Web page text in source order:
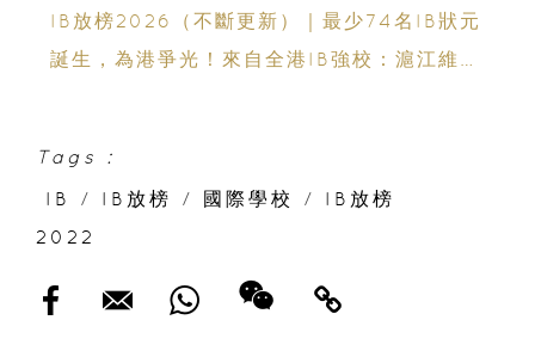
IB放榜2026（不斷更新）｜最少74名IB狀元
誕生，為港爭光！來自全港IB強校：滬江維多
書院、保良局蔡繼有學校、保良局顏寶鈴書
院、新加坡國際學校、弘立書院、墨爾文國際
學校和德瑞國際學校
Tags :
IB
/ IB放榜 / 國際學校 /
IB放榜
2022